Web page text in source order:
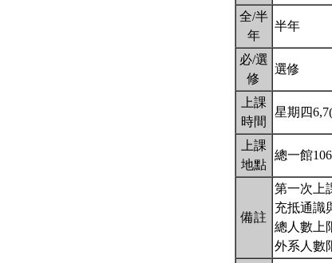
全/半
年
半年
必/選
修
選修
上課
時間
星期四
上課
地點
總一館106
備註
第一次上
充抵通識
總人數上
外系人數